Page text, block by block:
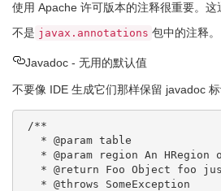
使用 Apache 许可版本的注释很重要。这
不是 javax.annotations 包中的注释。
Javadoc - 无用的默认值
不要像 IDE 生成它们那样保留 javadoc